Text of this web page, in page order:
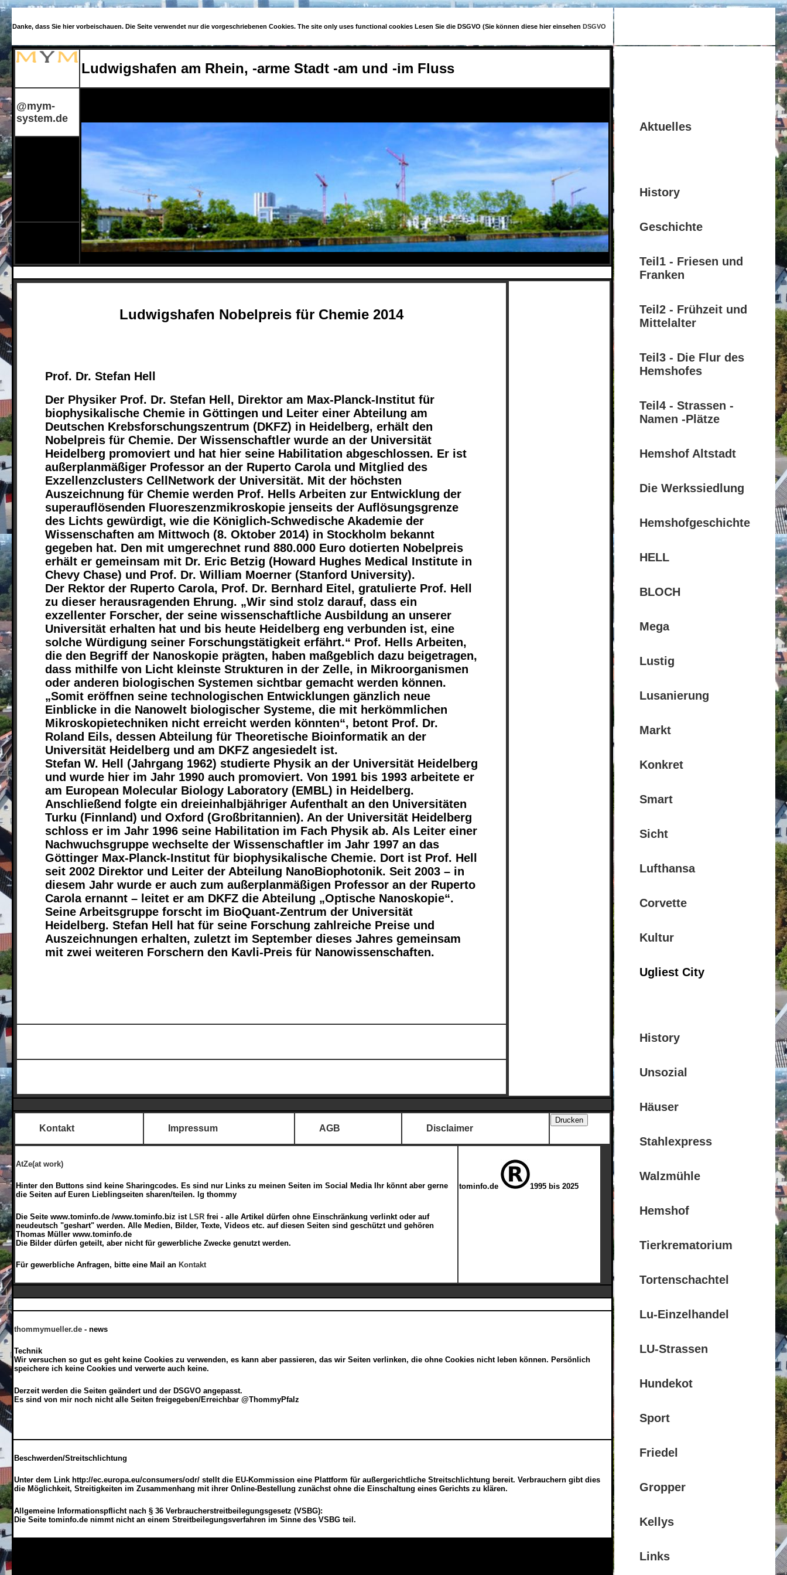
Danke, dass Sie hier vorbeischauen. Die Seite verwendet nur die vorgeschriebenen Cookies. The site only uses functional cookies Lesen Sie die DSGVO (Sie können diese hier einsehen DSGVO
Ludwigshafen am Rhein, -arme Stadt -am und -im Fluss
@mym-
system.de
Ludwigshafen Nobelpreis für Chemie 2014
Prof. Dr. Stefan Hell
Der Physiker Prof. Dr. Stefan Hell, Direktor am Max-Planck-Institut für
biophysikalische Chemie in Göttingen und Leiter einer Abteilung am
Deutschen Krebsforschungszentrum (DKFZ) in Heidelberg, erhält den
Nobelpreis für Chemie. Der Wissenschaftler wurde an der Universität
Heidelberg promoviert und hat hier seine Habilitation abgeschlossen. Er ist
außerplanmäßiger Professor an der Ruperto Carola und Mitglied des
Exzellenzclusters CellNetwork der Universität. Mit der höchsten
Auszeichnung für Chemie werden Prof. Hells Arbeiten zur Entwicklung der
superauflösenden Fluoreszenzmikroskopie jenseits der Auflösungsgrenze
des Lichts gewürdigt, wie die Königlich-Schwedische Akademie der
Wissenschaften am Mittwoch (8. Oktober 2014) in Stockholm bekannt
gegeben hat. Den mit umgerechnet rund 880.000 Euro dotierten Nobelpreis
erhält er gemeinsam mit Dr. Eric Betzig (Howard Hughes Medical Institute in
Chevy Chase) und Prof. Dr. William Moerner (Stanford University).
Der Rektor der Ruperto Carola, Prof. Dr. Bernhard Eitel, gratulierte Prof. Hell
zu dieser herausragenden Ehrung. „Wir sind stolz darauf, dass ein
exzellenter Forscher, der seine wissenschaftliche Ausbildung an unserer
Universität erhalten hat und bis heute Heidelberg eng verbunden ist, eine
solche Würdigung seiner Forschungstätigkeit erfährt.“ Prof. Hells Arbeiten,
die den Begriff der Nanoskopie prägten, haben maßgeblich dazu beigetragen,
dass mithilfe von Licht kleinste Strukturen in der Zelle, in Mikroorganismen
oder anderen biologischen Systemen sichtbar gemacht werden können.
„Somit eröffnen seine technologischen Entwicklungen gänzlich neue
Einblicke in die Nanowelt biologischer Systeme, die mit herkömmlichen
Mikroskopietechniken nicht erreicht werden könnten“, betont Prof. Dr.
Roland Eils, dessen Abteilung für Theoretische Bioinformatik an der
Universität Heidelberg und am DKFZ angesiedelt ist.
Stefan W. Hell (Jahrgang 1962) studierte Physik an der Universität Heidelberg
und wurde hier im Jahr 1990 auch promoviert. Von 1991 bis 1993 arbeitete er
am European Molecular Biology Laboratory (EMBL) in Heidelberg.
Anschließend folgte ein dreieinhalbjähriger Aufenthalt an den Universitäten
Turku (Finnland) und Oxford (Großbritannien). An der Universität Heidelberg
schloss er im Jahr 1996 seine Habilitation im Fach Physik ab. Als Leiter einer
Nachwuchsgruppe wechselte der Wissenschaftler im Jahr 1997 an das
Göttinger Max-Planck-Institut für biophysikalische Chemie. Dort ist Prof. Hell
seit 2002 Direktor und Leiter der Abteilung NanoBiophotonik. Seit 2003 – in
diesem Jahr wurde er auch zum außerplanmäßigen Professor an der Ruperto
Carola ernannt – leitet er am DKFZ die Abteilung „Optische Nanoskopie“.
Seine Arbeitsgruppe forscht im BioQuant-Zentrum der Universität
Heidelberg. Stefan Hell hat für seine Forschung zahlreiche Preise und
Auszeichnungen erhalten, zuletzt im September dieses Jahres gemeinsam
mit zwei weiteren Forschern den Kavli-Preis für Nanowissenschaften.
Kontakt Impressum AGB Disclaimer
AtZe(at work)
Hinter den Buttons sind keine Sharingcodes. Es sind nur Links zu meinen Seiten im Social Media Ihr könnt aber gerne
die Seiten auf Euren Lieblingseiten sharen/teilen. lg thommy
Die Seite www.tominfo.de /www.tominfo.biz ist LSR frei - alle Artikel dürfen ohne Einschränkung verlinkt oder auf
neudeutsch "geshart" werden. Alle Medien, Bilder, Texte, Videos etc. auf diesen Seiten sind geschützt und gehören
Thomas Müller www.tominfo.de
Die Bilder dürfen geteilt, aber nicht für gewerbliche Zwecke genutzt werden.
Für gewerbliche Anfragen, bitte eine Mail an Kontakt
tominfo.de 1995 bis 2025
thommymueller.de - news
Technik
Wir versuchen so gut es geht keine Cookies zu verwenden, es kann aber passieren, das wir Seiten verlinken, die ohne Cookies nicht leben können. Persönlich
speichere ich keine Cookies und verwerte auch keine.
Derzeit werden die Seiten geändert und der DSGVO angepasst.
Es sind von mir noch nicht alle Seiten freigegeben/Erreichbar @ThommyPfalz
Beschwerden/Streitschlichtung
Unter dem Link http://ec.europa.eu/consumers/odr/ stellt die EU-Kommission eine Plattform für außergerichtliche Streitschlichtung bereit. Verbrauchern gibt dies
die Möglichkeit, Streitigkeiten im Zusammenhang mit ihrer Online-Bestellung zunächst ohne die Einschaltung eines Gerichts zu klären.
Allgemeine Informationspflicht nach § 36 Verbraucherstreitbeilegungsgesetz (VSBG):
Die Seite tominfo.de nimmt nicht an einem Streitbeilegungsverfahren im Sinne des VSBG teil.
Aktuelles
History
Geschichte
Teil1 - Friesen und
Franken
Teil2 - Frühzeit und
Mittelalter
Teil3 - Die Flur des
Hemshofes
Teil4 - Strassen -
Namen -Plätze
Hemshof Altstadt
Die Werkssiedlung
Hemshofgeschichte
HELL
BLOCH
Mega
Lustig
Lusanierung
Markt
Konkret
Smart
Sicht
Lufthansa
Corvette
Kultur
Ugliest City
History
Unsozial
Häuser
Stahlexpress
Walzmühle
Hemshof
Tierkrematorium
Tortenschachtel
Lu-Einzelhandel
LU-Strassen
Hundekot
Sport
Friedel
Gropper
Kellys
Links